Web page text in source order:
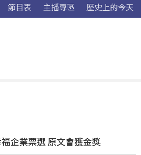
節目表 主播專區 歷史上的今天
企業票選 原文會獲金獎